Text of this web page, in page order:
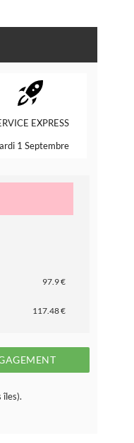
EXPRESS
1 Septembre
97.9 €
117.48 €
îles).